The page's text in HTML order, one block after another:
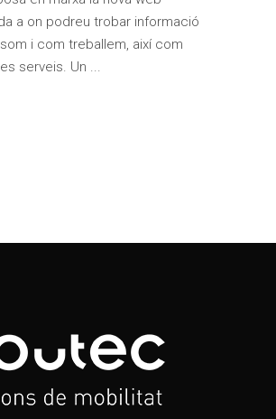
a on podreu trobar informació
i com treballem, així com
serveis. Un